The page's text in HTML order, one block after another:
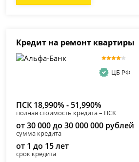
Кредит на ремонт квартиры
ЦБ РФ
ПСК 18,990% - 51,990%
полная стоимость кредита – ПСК
от 30 000 до 30 000 000 рублей
сумма кредита
от 1 до 15 лет
срок кредита